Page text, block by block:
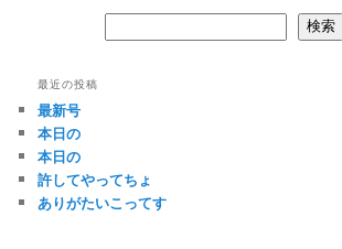
検索
最近の投稿
最新号
本日の
本日の
許してやってちょ
ありがたいこってす